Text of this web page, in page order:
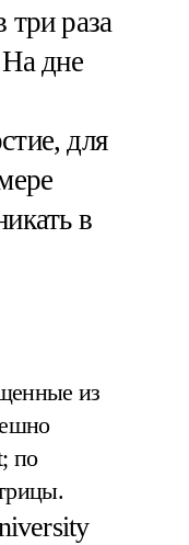
три раза
дне
для
в
из
по